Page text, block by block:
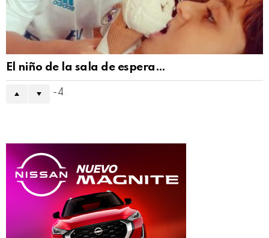
El niño de la sala de espera…
-4